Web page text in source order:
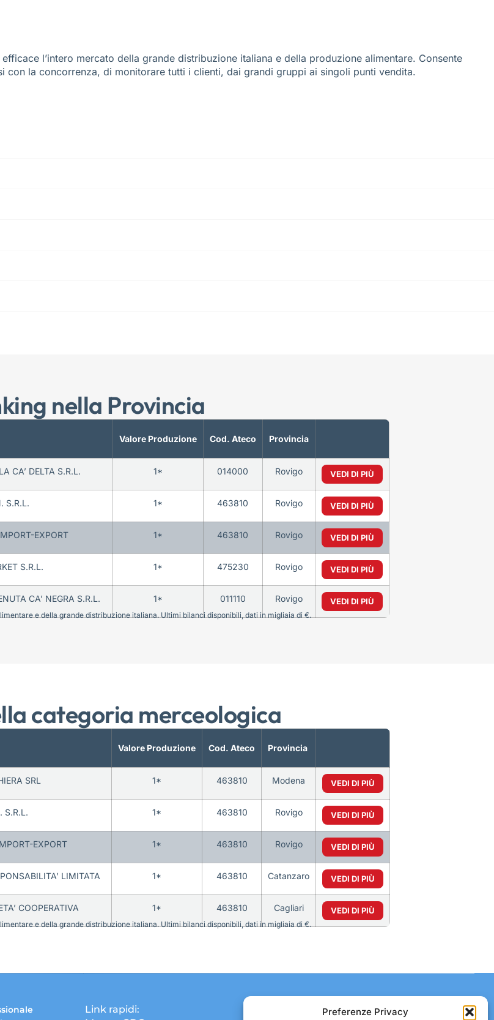
Preferenze Privacy
l’intero mercato della grande distribuzione italiana e della produzione alimentare. Consente
la concorrenza, di monitorare tutti i clienti, dai grandi gruppi ai singoli punti vendita.
nella Provincia
Valore Produzione Cod. Ateco Provincia
CA’ DELTA S.R.L. 1* 014000 Rovigo VEDI DI PIÙ
S.R.L. 1* 463810 Rovigo VEDI DI PIÙ
EXPORT 1* 463810 Rovigo VEDI DI PIÙ
S.R.L. 1* 475230 Rovigo VEDI DI PIÙ
CA’ NEGRA S.R.L. 1* 011110 Rovigo VEDI DI PIÙ
e della grande distribuzione italiana. Ultimi bilanci disponibili, dati in migliaia di €.
categoria merceologica
Valore Produzione Cod. Ateco Provincia
SRL 1* 463810 Modena VEDI DI PIÙ
S.R.L. 1* 463810 Rovigo VEDI DI PIÙ
EXPORT 1* 463810 Rovigo VEDI DI PIÙ
LIMITATA 1* 463810 Catanzaro VEDI DI PIÙ
COOPERATIVA 1* 463810 Cagliari VEDI DI PIÙ
e della grande distribuzione italiana. Ultimi bilanci disponibili, dati in migliaia di €.
Link rapidi: